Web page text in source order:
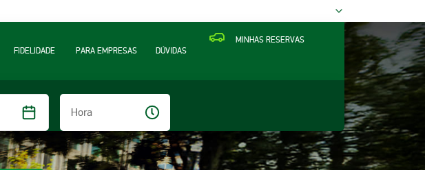
MINHAS RESERVAS
FIDELIDADE PARA EMPRESAS DÚVIDAS
Hora